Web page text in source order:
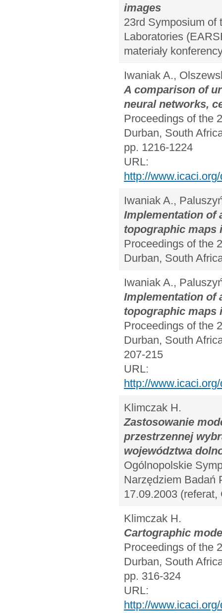
images
23rd Symposium of
Laboratories
materiały
Iwaniak A.,
A comparison of
neural networks,
Proceedings of the
Durban, South
pp. 1216-1224
URL:
http://
Iwaniak A.,
Implementation of
topographic maps
Proceedings of the
Durban, South
Iwaniak A.,
Implementation of
topographic maps
Proceedings of the
Durban, South
207-215
URL:
http://
Klimczak H.
Zastosowanie
przestrzennej
województwa
Ogólnopolskie
Narzędziem Badań
17.09.2003
Klimczak H.
Cartographic
Proceedings of the
Durban, South
pp. 316-324
URL:
http://